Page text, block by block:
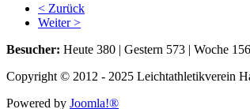
< Zurück
Weiter >
Besucher: Heute 380 | Gestern 573 | Woche
Copyright © 2012 - 2025 Leichtathletikverein
Powered by Joomla!®